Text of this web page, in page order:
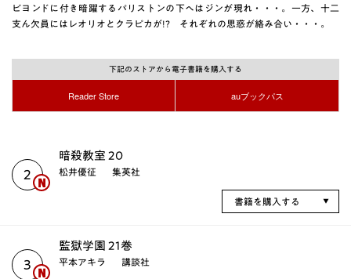
ビヨンドに付き暗躍するパリストンの下へはジンが現れ・・・。一方、十二
支ん欠員にはレオリオとクラピカが!? それぞれの思惑が絡み合い・・・。
下記のストアから電子書籍を購入する
Reader Store auブックパス
2
暗殺教室 20
松井優征 集英社
書籍を購入する
3
監獄学園 21巻
平本アキラ 講談社